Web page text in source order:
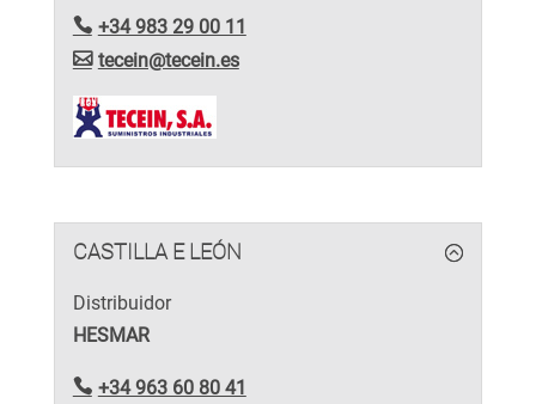
+34 983 29 00 11
tecein@tecein.es
CASTILLA E LEÓN
Distribuidor
HESMAR
+34 963 60 80 41